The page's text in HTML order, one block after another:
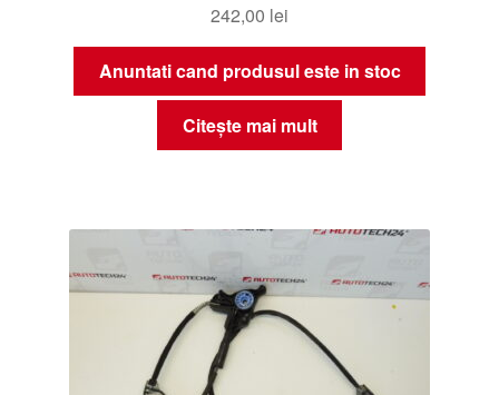
242,00 lei
Anuntati cand produsul este in stoc
Citește mai mult